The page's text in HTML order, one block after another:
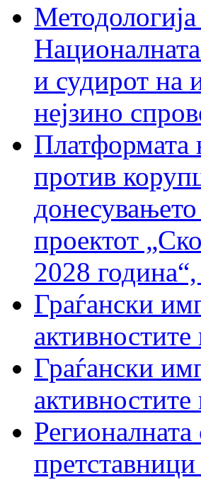
и судирот на
нејзино
Платформата
против
проектот
2028
Граѓански
активностите
Граѓански
активностите